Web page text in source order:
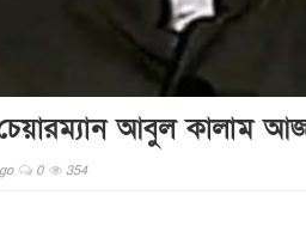
আবুল কালাম
0 354